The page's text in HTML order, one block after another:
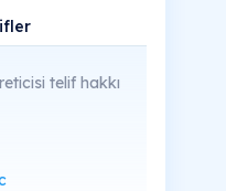
telif hakkı